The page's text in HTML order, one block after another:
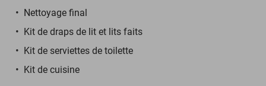
Nettoyage final
Kit de draps de lit et lits faits
Kit de serviettes de toilette
Kit de cuisine